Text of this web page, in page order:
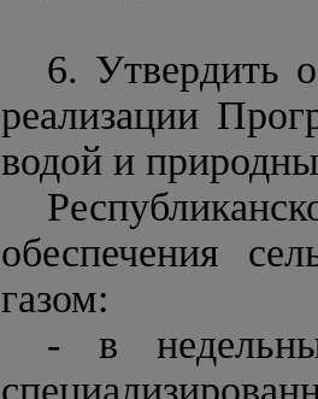
6. Утвердить
реализации
водой и
обеспечения
газом:
- в